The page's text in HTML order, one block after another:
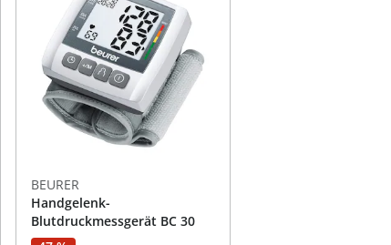
BEURER
Handgelenk-
Blutdruckmessgerät BC 30